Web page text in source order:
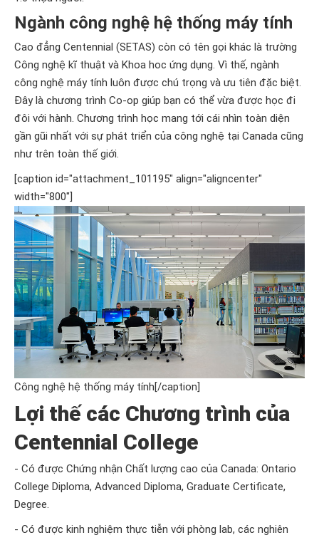
Ngành công nghệ hệ thống máy tính
Cao đẳng Centennial (SETAS) còn có tên gọi khác là trường
Công nghệ kĩ thuật và Khoa hoc ứng dụng. Vì thế, ngành
công nghệ máy tính luôn được chú trọng và ưu tiên đặc biệt.
Đây là chương trình Co-op giúp bạn có thể vừa được học đi
đôi với hành. Chương trình học mang tới cái nhìn toàn diện
gần gũi nhất với sự phát triển của công nghệ tại Canada cũng
như trên toàn thế giới.
[caption id="attachment_101195" align="aligncenter"
width="800"]
Công nghệ hệ thống máy tính[/caption]
Lợi thế các Chương trình của
Centennial College
- Có được Chứng nhận Chất lượng cao của Canada: Ontario
College Diploma, Advanced Diploma, Graduate Certificate,
Degree.
- Có được kinh nghiệm thực tiễn với phòng lab, các nghiên